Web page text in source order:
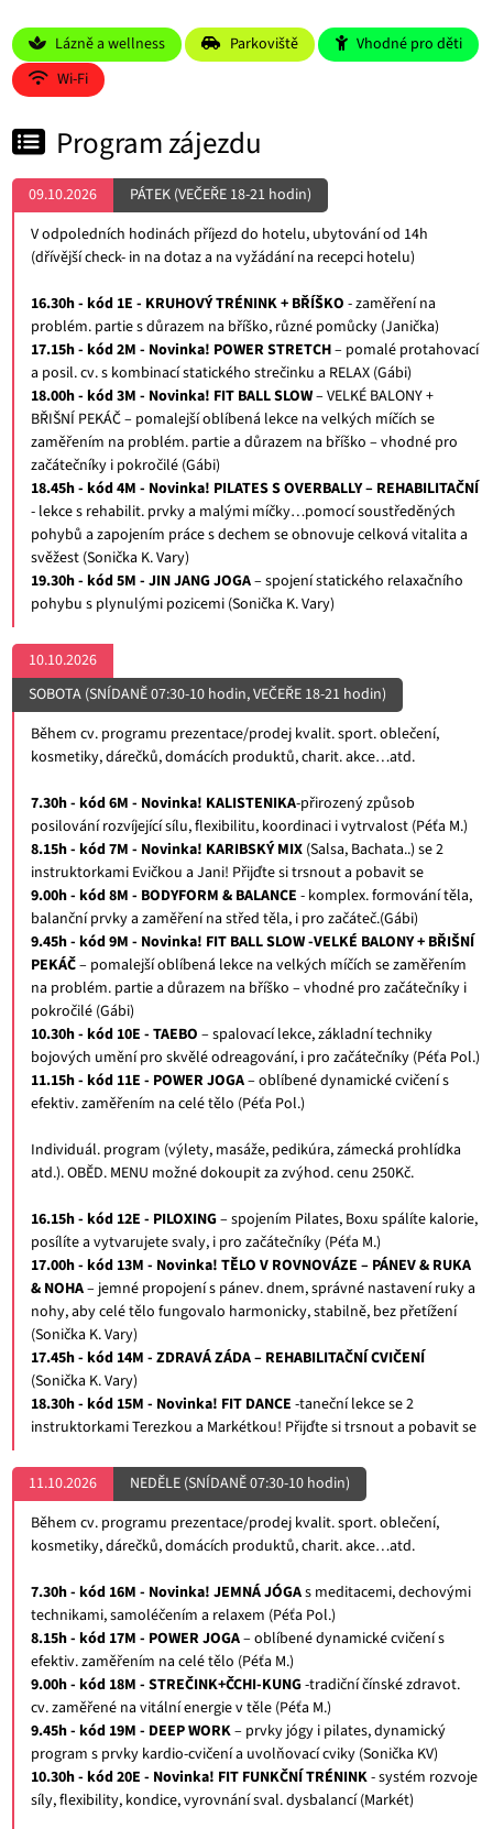
Lázně a wellness Parkoviště
Vhodné pro děti
Wi-Fi
Program zájezdu
09.10.2026
PÁTEK (VEČEŘE 18-21 hodin)
V odpoledních hodinách příjezd do hotelu, ubytování od 14h
(dřívější check- in na dotaz a na vyžádání na recepci hotelu)
16.30h - kód 1E - KRUHOVÝ TRÉNINK + BŘÍŠKO - zaměření na
problém. partie s důrazem na bříško, různé pomůcky (Janička)
17.15h - kód 2M - Novinka! POWER STRETCH– pomalé protahovací
a posil. cv. s kombinací statického strečinku a RELAX (Gábi)
18.00h - kód 3M - Novinka! FIT BALL SLOW– VELKÉ BALONY +
BŘIŠNÍ PEKÁČ – pomalejší oblíbená lekce na velkých míčích se
zaměřením na problém. partie a důrazem na bříško – vhodné pro
začátečníky i pokročilé (Gábi)
18.45h - kód 4M - Novinka! PILATES S OVERBALLY – REHABILITAČNÍ
- lekce s rehabilit. prvky a malými míčky…pomocí soustředěných
pohybů a zapojením práce s dechem se obnovuje celková vitalita a
svěžest (Sonička K. Vary)
19.30h - kód 5M - JIN JANG JOGA– spojení statického relaxačního
pohybu s plynulými pozicemi (Sonička K. Vary)
10.10.2026
SOBOTA (SNÍDANĚ 07:30-10 hodin, VEČEŘE 18-21 hodin)
Během cv. programu prezentace/prodej kvalit. sport. oblečení,
kosmetiky, dárečků, domácích produktů, charit. akce…atd.
7.30h - kód 6M - Novinka! KALISTENIKA-přirozený způsob
posilování rozvíjející sílu, flexibilitu, koordinaci i vytrvalost (Péťa M.)
8.15h - kód 7M - Novinka! KARIBSKÝ MIX (Salsa, Bachata..) se 2
instruktorkami Evičkou a Jani! Přijďte si trsnout a pobavit se
9.00h - kód 8M - BODYFORM & BALANCE - komplex. formování těla,
balanční prvky a zaměření na střed těla, i pro začáteč.(Gábi)
9.45h - kód 9M - Novinka! FIT BALL SLOW -VELKÉ BALONY + BŘIŠNÍ
PEKÁČ– pomalejší oblíbená lekce na velkých míčích se zaměřením
na problém. partie a důrazem na bříško – vhodné pro začátečníky i
pokročilé (Gábi)
10.30h - kód 10E - TAEBO – spalovací lekce, základní techniky
bojových umění pro skvělé odreagování, i pro začátečníky (Péťa Pol.)
11.15h - kód 11E - POWER JOGA– oblíbené dynamické cvičení s
efektiv. zaměřením na celé tělo (Péťa Pol.)
Individuál. program (výlety, masáže, pedikúra, zámecká prohlídka
atd.). OBĚD. MENU možné dokoupit za zvýhod. cenu 250Kč.
16.15h - kód 12E - PILOXING– spojením Pilates, Boxu spálíte kalorie,
posílíte a vytvarujete svaly, i pro začátečníky (Péťa M.)
17.00h - kód 13M - Novinka! TĚLO V ROVNOVÁZE – PÁNEV & RUKA
& NOHA– jemné propojení s pánev. dnem, správné nastavení ruky a
nohy, aby celé tělo fungovalo harmonicky, stabilně, bez přetížení
(Sonička K. Vary)
17.45h - kód 14M - ZDRAVÁ ZÁDA – REHABILITAČNÍ CVIČENÍ
(Sonička K. Vary)
18.30h - kód 15M - Novinka! FIT DANCE -taneční lekce se 2
instruktorkami Terezkou a Markétkou! Přijďte si trsnout a pobavit se
11.10.2026
NEDĚLE (SNÍDANĚ 07:30-10 hodin)
Během cv. programu prezentace/prodej kvalit. sport. oblečení,
kosmetiky, dárečků, domácích produktů, charit. akce…atd.
7.30h - kód 16M - Novinka! JEMNÁ JÓGAs meditacemi, dechovými
technikami, samoléčením a relaxem (Péťa Pol.)
8.15h - kód 17M - POWER JOGA– oblíbené dynamické cvičení s
efektiv. zaměřením na celé tělo (Péťa M.)
9.00h - kód 18M - STREČINK+ČCHI-KUNG-tradiční čínské zdravot.
cv. zaměřené na vitální energie v těle (Péťa M.)
9.45h - kód 19M - DEEP WORK– prvky jógy i pilates, dynamický
program s prvky kardio-cvičení a uvolňovací cviky (Sonička KV)
10.30h - kód 20E - Novinka! FIT FUNKČNÍ TRÉNINK- systém rozvoje
síly, flexibility, kondice, vyrovnání sval. dysbalancí (Markét)